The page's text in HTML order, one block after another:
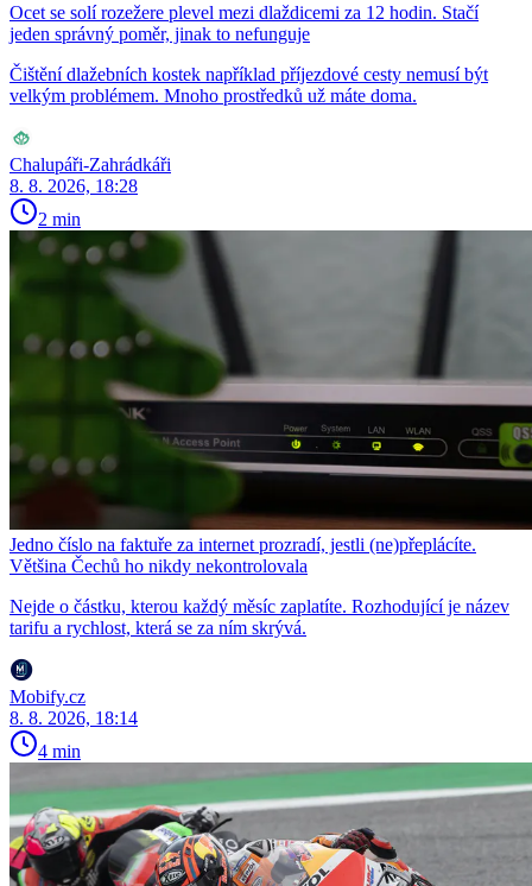
Ocet se solí rozežere plevel mezi dlaždicemi za 12 hodin. Stačí
jeden správný poměr, jinak to nefunguje
Čištění dlažebních kostek například příjezdové cesty nemusí být
velkým problémem. Mnoho prostředků už máte doma.
Chalupáři-Zahrádkáři
8. 8. 2026, 18:28
2 min
Jedno číslo na faktuře za internet prozradí, jestli (ne)přeplácíte.
Většina Čechů ho nikdy nekontrolovala
Nejde o částku, kterou každý měsíc zaplatíte. Rozhodující je název
tarifu a rychlost, která se za ním skrývá.
Mobify.cz
8. 8. 2026, 18:14
4 min